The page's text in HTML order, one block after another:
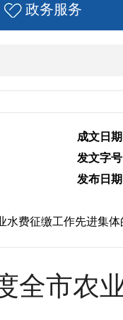
政务服务
成文日期
发文字号
发布日期
水费征缴工作先进集体
全市农